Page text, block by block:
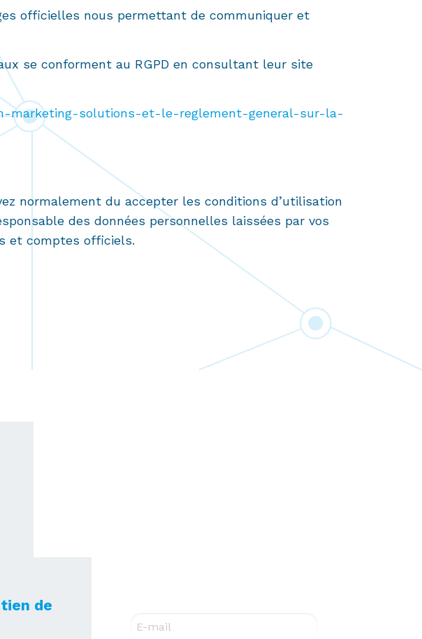
officielles nous permettant de communiquer et
se conforment au RGPD en consultant leur site
marketing-solutions-et-le-reglement-general-sur-la-
normalement du accepter les conditions d’utilisation
des données personnelles laissées par vos
et comptes officiels.
de
E-mail